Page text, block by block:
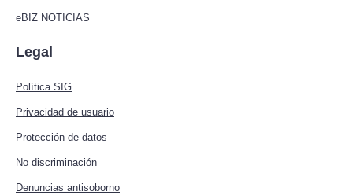
eBIZ NOTICIAS
Legal
Política SIG
Privacidad de usuario
Protección de datos
No discriminación
Denuncias antisoborno